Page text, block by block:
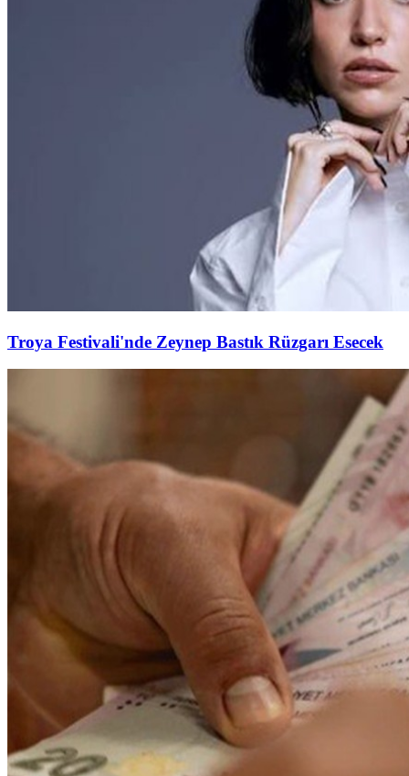
Troya Festivali'nde Zeynep Bastık Rüzgarı Esecek